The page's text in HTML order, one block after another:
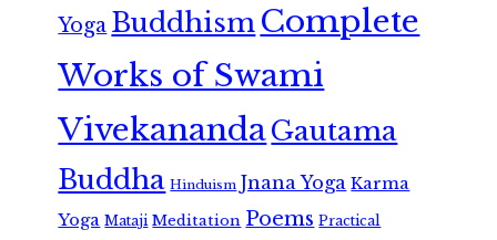
Yoga Buddhism Complete
Works of Swami
VivekanandaGautama
Buddha Hinduism Jnana Yoga Karma
Yoga Mataji Meditation Poems Practical